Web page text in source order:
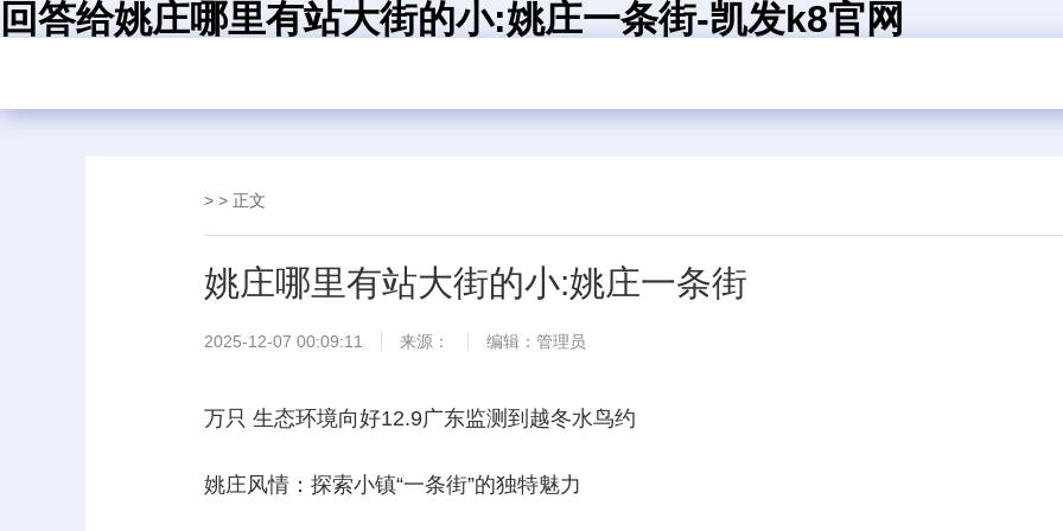
回答给姚庄哪里有站大街的小:姚庄一条街-凯发k8官网
> > 正文
姚庄哪里有站大街的小:姚庄一条街
2025-12-07 00:09:11 来源： 编辑：管理员
万只 生态环境向好12.9广东监测到越冬水鸟约
姚庄风情：探索小镇“一条街”的独特魅力